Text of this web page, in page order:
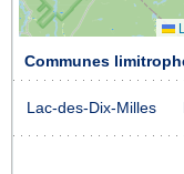
Communes
Lac-des-Dix-Milles